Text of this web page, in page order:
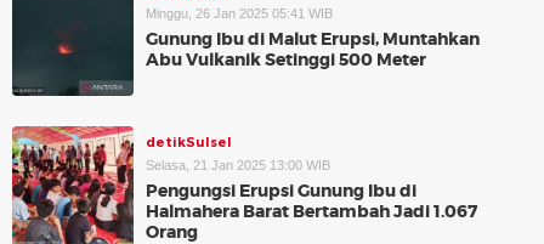
Minggu, 26 Jan 2025 05:41 WIB
Gunung Ibu di Malut Erupsi, Muntahkan
Abu Vulkanik Setinggi 500 Meter
detikSulsel
Selasa, 21 Jan 2025 13:00 WIB
Pengungsi Erupsi Gunung Ibu di
Halmahera Barat Bertambah Jadi 1.067
Orang